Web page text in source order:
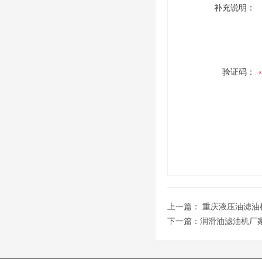
补充说明：
验证码：
上一篇： 重庆液压油滤油
下一篇： 润滑油滤油机厂